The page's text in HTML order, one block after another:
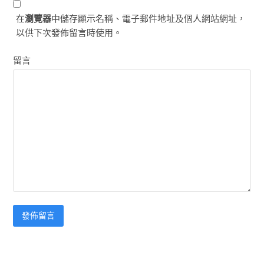
在瀏覽器中儲存顯示名稱、電子郵件地址及個人網站網址，
以供下次發佈留言時使用。
留言